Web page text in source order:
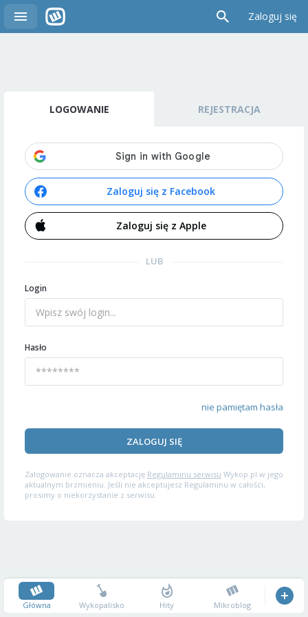
Zaloguj się
LOGOWANIE REJESTRACJA
Zaloguj się z Facebook
Zaloguj się z Apple
LUB
Login
Hasło
nie pamiętam hasła
ZALOGUJ SIĘ
Zalogowanie oznacza akceptację Regulaminu serwisu Wykop.pl w jego
aktualnym brzmieniu. Jeśli nie akceptujesz Regulaminu w całości,
prosimy o niekorzystanie z serwisu.
Główna Wykopalisko Hity Mikroblog